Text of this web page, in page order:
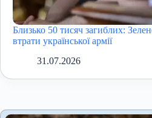
Близько 50 тисяч загиблих:
втрати української армії
31.07.2026